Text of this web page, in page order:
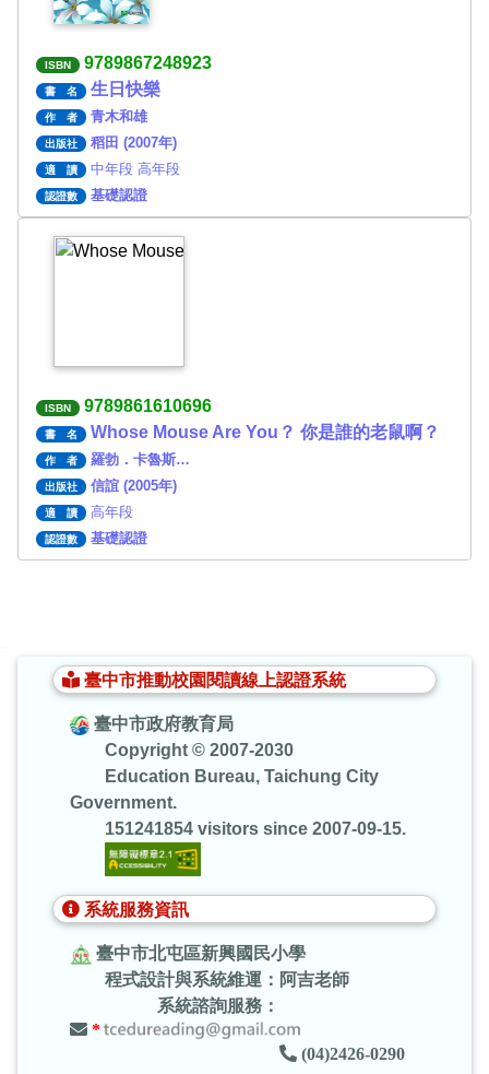
ISBN 9789867248923
書 名 生日快樂
作 者 青木和雄
出版社 稻田 (2007年)
適 讀 中年段 高年段
認證數 基礎認證
ISBN 9789861610696
書 名 Whose Mouse Are You？ 你是誰的老鼠啊？
作 者 羅勃．卡魯斯…
出版社 信誼 (2005年)
適 讀 高年段
認證數 基礎認證
臺中市推動校園閱讀線上認證系統
臺中市政府教育局
Copyright © 2007-2030
Education Bureau, Taichung City
Government.
151241854 visitors since 2007-09-15.
系統服務資訊
臺中市北屯區新興國民小學
程式設計與系統維運：阿吉老師
系統諮詢服務：
*
(04)2426-0290